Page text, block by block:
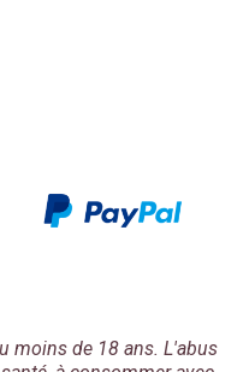
moins de 18 ans. L'abus